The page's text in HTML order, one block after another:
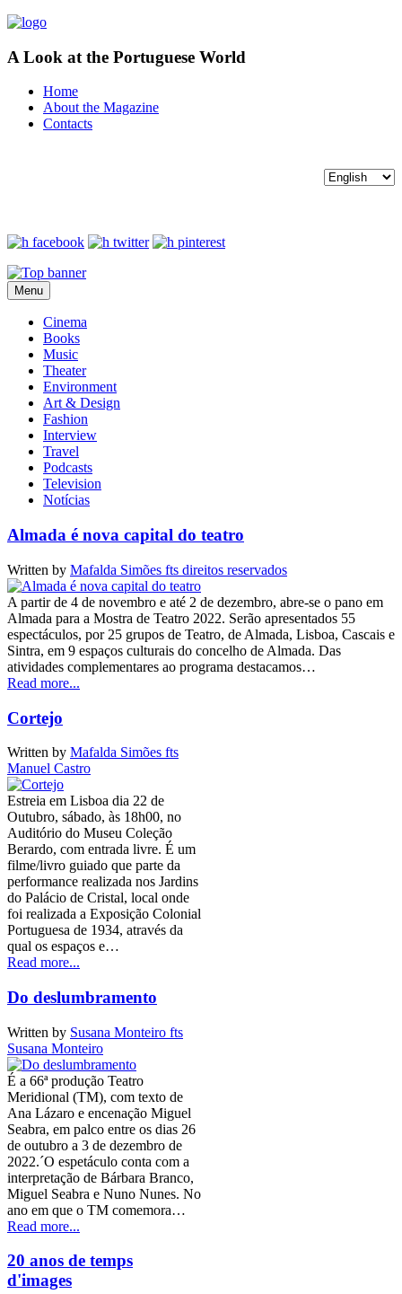
A Look at the Portuguese World
Home
About the Magazine
Contacts
Menu
Cinema
Books
Music
Theater
Environment
Art & Design
Fashion
Interview
Travel
Podcasts
Television
Notícias
Almada é nova capital do teatro
Written by Mafalda Simões fts direitos reservados
A partir de 4 de novembro e até 2 de dezembro, abre-se o pano em
Almada para a Mostra de Teatro 2022. Serão apresentados 55
espectáculos, por 25 grupos de Teatro, de Almada, Lisboa, Cascais e
Sintra, em 9 espaços culturais do concelho de Almada. Das
atividades complementares ao programa destacamos…
Read more...
Cortejo
Written by Mafalda Simões fts
Manuel Castro
Estreia em Lisboa dia 22 de
Outubro, sábado, às 18h00, no
Auditório do Museu Coleção
Berardo, com entrada livre. É um
filme/livro guiado que parte da
performance realizada nos Jardins
do Palácio de Cristal, local onde
foi realizada a Exposição Colonial
Portuguesa de 1934, através da
qual os espaços e…
Read more...
Do deslumbramento
Written by Susana Monteiro fts
Susana Monteiro
É a 66ª produção Teatro
Meridional (TM), com texto de
Ana Lázaro e encenação Miguel
Seabra, em palco entre os dias 26
de outubro a 3 de dezembro de
2022.´O espetáculo conta com a
interpretação de Bárbara Branco,
Miguel Seabra e Nuno Nunes. No
ano em que o TM comemora…
Read more...
20 anos de temps
d'images